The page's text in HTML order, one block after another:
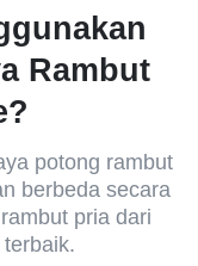
Rambut
potong rambut
berbeda secara
pria dari